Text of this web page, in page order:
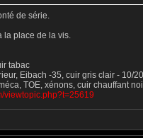
de série.
la place de la vis.
tabac
Eibach -35, cuir gris clair - 10/
TOE, xénons, cuir chauffant
viewtopic.php?t=25619